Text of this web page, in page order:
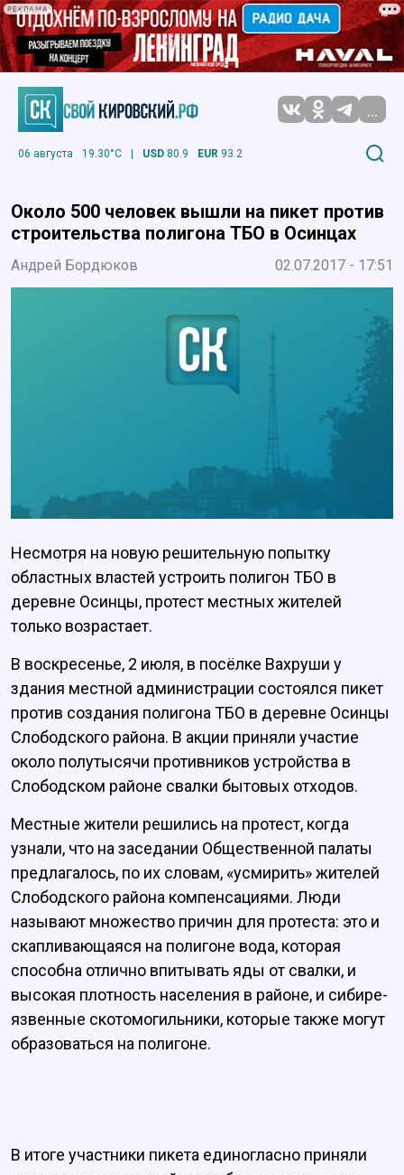
РЕКЛАМА
...
06 августа 19.30°C | USD 80.9 EUR 93.2
Около 500 человек вышли на пикет против
строительства полигона ТБО в Осинцах
Андрей Бордюков 02.07.2017 - 17:51
Несмотря на новую решительную попытку
областных властей устроить полигон ТБО в
деревне Осинцы, протест местных жителей
только возрастает.
В воскресенье, 2 июля, в посёлке Вахруши у
здания местной администрации состоялся пикет
против создания полигона ТБО в деревне Осинцы
Слободского района. В акции приняли участие
около полутысячи противников устройства в
Слободском районе свалки бытовых отходов.
Местные жители решились на протест, когда
узнали, что на заседании Общественной палаты
предлагалось, по их словам, «усмирить» жителей
Слободского района компенсациями. Люди
называют множество причин для протеста: это и
скапливающаяся на полигоне вода, которая
способна отлично впитывать яды от свалки, и
высокая плотность населения в районе, и сибире-
язвенные скотомогильники, которые также могут
образоваться на полигоне.
В итоге участники пикета единогласно приняли